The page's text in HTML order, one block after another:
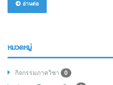
อ่านต่อ
หมวดหมู่
กิจกรรมภาควิชา
0